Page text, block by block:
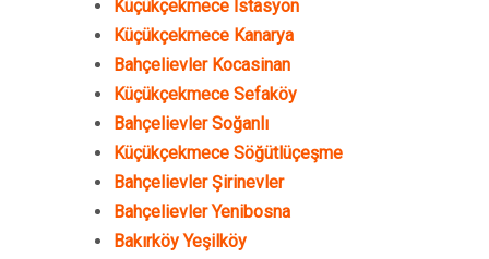
Küçükçekmece İstasyon
Küçükçekmece Kanarya
Bahçelievler Kocasinan
Küçükçekmece Sefaköy
Bahçelievler Soğanlı
Küçükçekmece Söğütlüçeşme
Bahçelievler Şirinevler
Bahçelievler Yenibosna
Bakırköy Yeşilköy